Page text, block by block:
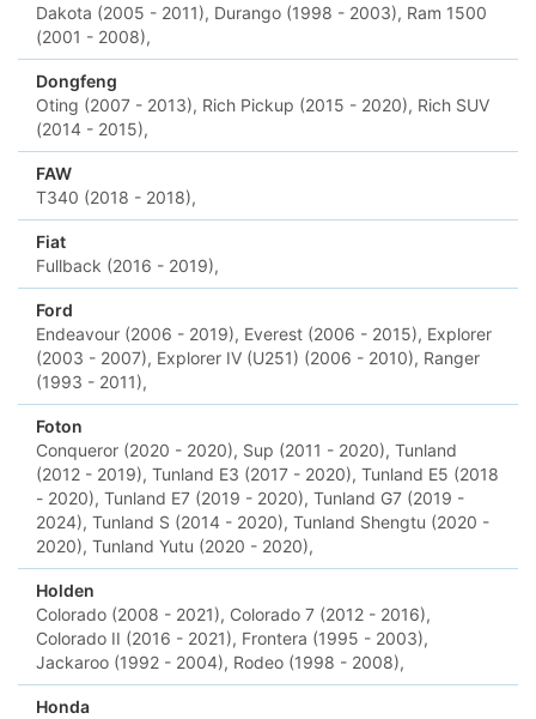
Dakota (2005 - 2011), Durango (1998 - 2003), Ram 1500
(2001 - 2008),
Dongfeng
Oting (2007 - 2013), Rich Pickup (2015 - 2020), Rich SUV
(2014 - 2015),
FAW
T340 (2018 - 2018),
Fiat
Fullback (2016 - 2019),
Ford
Endeavour (2006 - 2019), Everest (2006 - 2015), Explorer
(2003 - 2007), Explorer IV (U251) (2006 - 2010), Ranger
(1993 - 2011),
Foton
Conqueror (2020 - 2020), Sup (2011 - 2020), Tunland
(2012 - 2019), Tunland E3 (2017 - 2020), Tunland E5 (2018
- 2020), Tunland E7 (2019 - 2020), Tunland G7 (2019 -
2024), Tunland S (2014 - 2020), Tunland Shengtu (2020 -
2020), Tunland Yutu (2020 - 2020),
Holden
Colorado (2008 - 2021), Colorado 7 (2012 - 2016),
Colorado II (2016 - 2021), Frontera (1995 - 2003),
Jackaroo (1992 - 2004), Rodeo (1998 - 2008),
Honda